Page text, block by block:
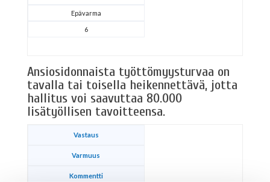
Epävarma
6
Ansiosidonnaista työttömyysturvaa on
tavalla tai toisella heikennettävä, jotta
hallitus voi saavuttaa 80.000
lisätyöllisen tavoitteensa.
Vastaus
Varmuus
Kommentti